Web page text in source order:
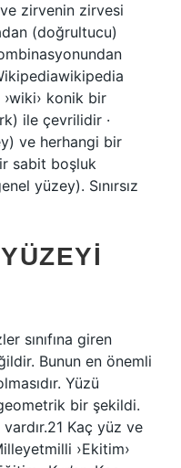
zirvenin zirvesi
(doğrultucu)
konik bir
ile çevrilidir ·
ve herhangi bir
sabit boşluk
yüzey). Sınırsız
sınıfına giren
Bunun en önemli
Yüzü
bir şekildi.
Kaç yüz ve
›Ekitim›